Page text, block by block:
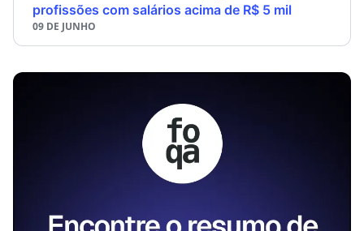
profissões com salários acima de R$ 5 mil
09 DE JUNHO